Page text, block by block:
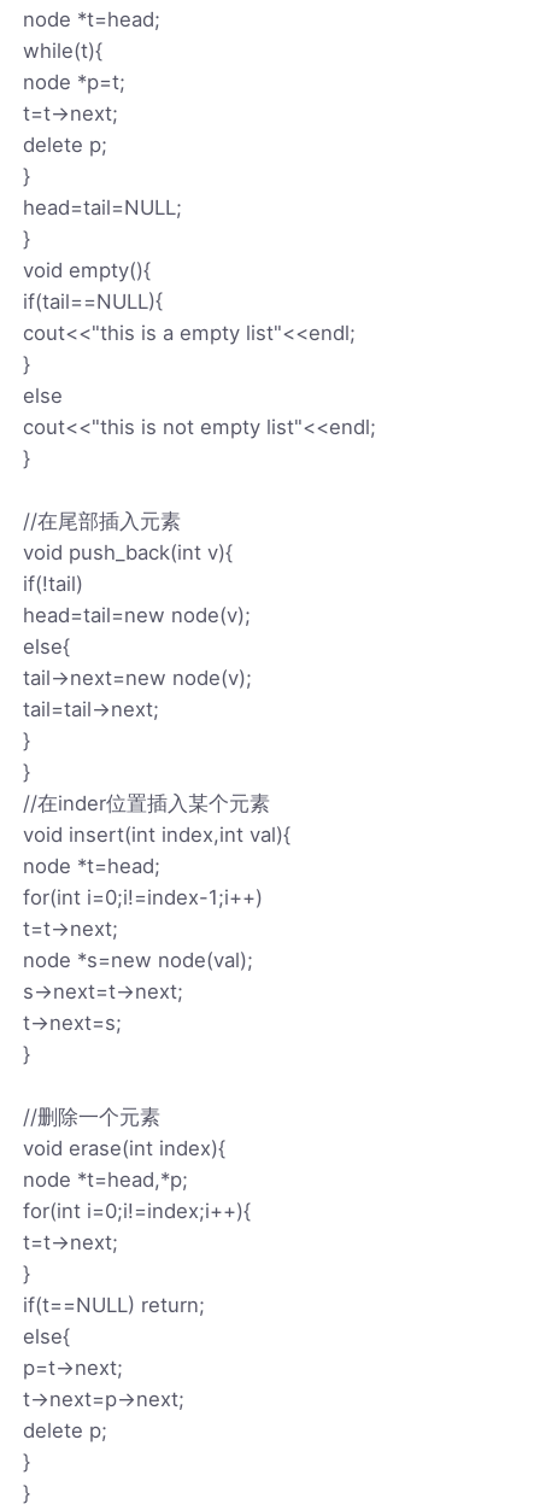
node *t=head;
while(t){
node *p=t;
t=t->next;
delete p;
}
head=tail=NULL;
}
void empty(){
if(tail==NULL){
cout<<"this is a empty list"<<endl;
}
else
cout<<"this is not empty list"<<endl;
}
//在尾部插入元素
void push_back(int v){
if(!tail)
head=tail=new node(v);
else{
tail->next=new node(v);
tail=tail->next;
}
}
//在inder位置插入某个元素
void insert(int index,int val){
node *t=head;
for(int i=0;i!=index-1;i++)
t=t->next;
node *s=new node(val);
s->next=t->next;
t->next=s;
}
//删除一个元素
void erase(int index){
node *t=head,*p;
for(int i=0;i!=index;i++){
t=t->next;
}
if(t==NULL) return;
else{
p=t->next;
t->next=p->next;
delete p;
}
}